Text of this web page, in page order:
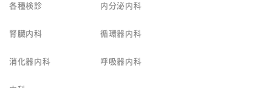
各種検診 内分泌内科
腎臓内科 循環器内科
消化器内科 呼吸器内科